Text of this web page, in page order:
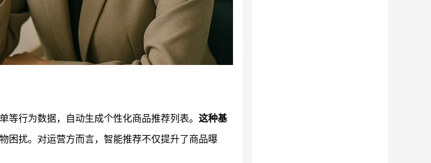
等行为数据，自动生成个性化商品推荐列表。 这种基
困扰。对运营方而言，智能推荐不仅提升了商品曝